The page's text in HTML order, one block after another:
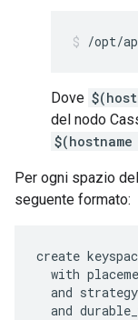
/opt/
Dove
del nodo
Per ogni spazio
seguente formato:
create
with
and
and